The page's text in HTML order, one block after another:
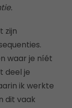
zijn
waar je níét
deel je
ik werkte
dit vaak